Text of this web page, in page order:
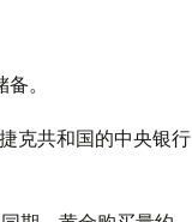
。
克共和国的中央银行